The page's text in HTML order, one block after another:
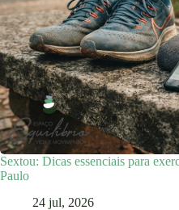
Sextou: Dicas essenciais para
Paulo
24 jul, 2026